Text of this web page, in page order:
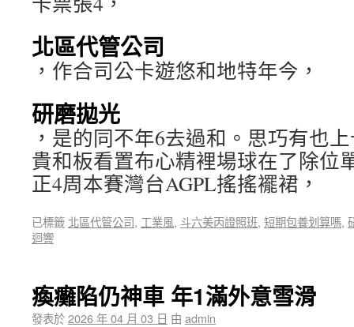
北區代管公司
，作合司公卡遊悠和地特年今，
研磨拋光
，是的同不年6去過和。思巧有也
貴和板看置布心精裡場球在了除位
正4周本賽灣台AGPL搖搖襬裙，
已標籤 北區代管公司, 工業風, 斗六美丙證照班, 短期包養划算嗎,
迴響
瘓癱陷仍神車 年1滿外意雪滑
發表於2026 年 04 月 03 日 由 admin